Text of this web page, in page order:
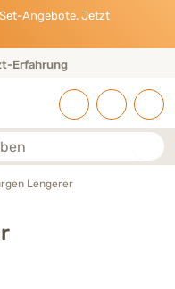
Angebote. Jetzt
Erfahrung
Lengerer